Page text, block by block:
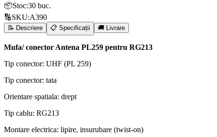
📦Stoc:30 buc.
🔢SKU:A390
📝 Descriere 📋 Specificații 🚚 Livrare
Mufa/ conector Antena PL259 pentru RG213
Tip conector: UHF (PL 259)
Tip conector: tata
Orientare spatiala: drept
Tip cablu: RG213
Montare electrica: lipire, insurubare (twist-on)